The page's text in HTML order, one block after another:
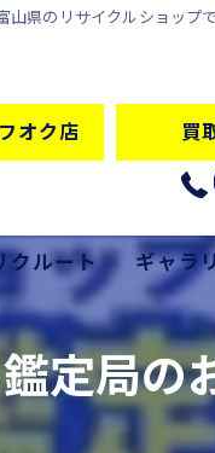
山県のリサイクルショップ
オク店 買
クルート ギャラ
サービス
定局の